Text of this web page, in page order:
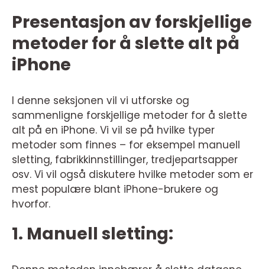
Presentasjon av forskjellige
metoder for å slette alt på
iPhone
I denne seksjonen vil vi utforske og
sammenligne forskjellige metoder for å slette
alt på en iPhone. Vi vil se på hvilke typer
metoder som finnes – for eksempel manuell
sletting, fabrikkinnstillinger, tredjepartsapper
osv. Vi vil også diskutere hvilke metoder som er
mest populære blant iPhone-brukere og
hvorfor.
1. Manuell sletting: